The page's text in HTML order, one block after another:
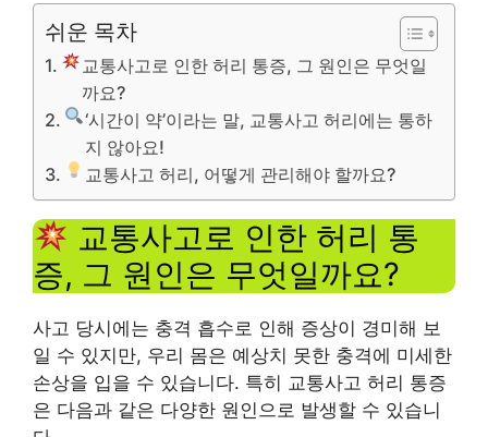
쉬운 목차
교통사고로 인한 허리 통증, 그 원인은 무엇일
까요?
‘시간이 약’이라는 말, 교통사고 허리에는 통하
지 않아요!
교통사고 허리, 어떻게 관리해야 할까요?
교통사고로 인한 허리 통
증, 그 원인은 무엇일까요?
사고 당시에는 충격 흡수로 인해 증상이 경미해 보
일 수 있지만, 우리 몸은 예상치 못한 충격에 미세한
손상을 입을 수 있습니다. 특히 교통사고 허리 통증
은 다음과 같은 다양한 원인으로 발생할 수 있습니